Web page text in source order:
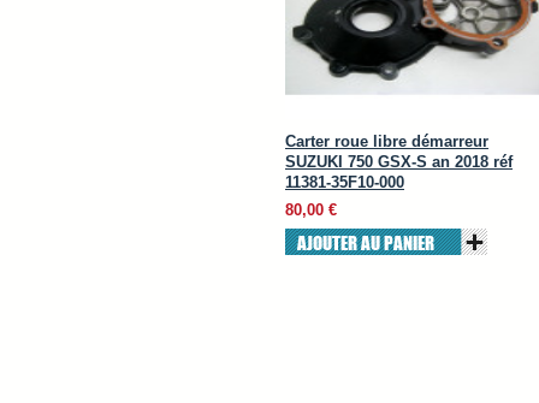
Carter roue libre démarreur
SUZUKI 750 GSX-S an 2018 réf
11381-35F10-000
80,00 €
AJOUTER AU PANIER